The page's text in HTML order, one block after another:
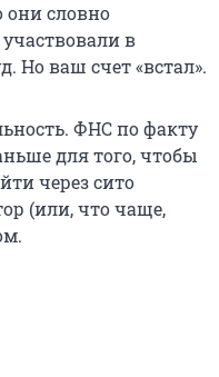
они словно
в
Но ваш счет «встал».
ФНС по факту
для того, чтобы
через сито
(или, что чаще,